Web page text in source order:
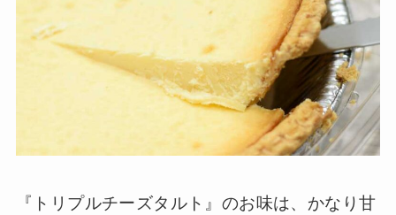
『トリプルチーズタルト』のお味は、かなり甘